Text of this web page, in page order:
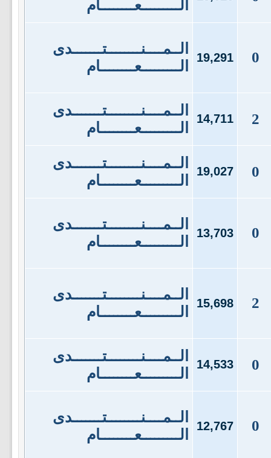
الـــــــــعــــــــام
0
19,291
الــمــــنــــــــتـــــــدى
الـــــــــعــــــــام
2
14,711
الــمــــنــــــــتـــــــدى
الـــــــــعــــــــام
0
19,027
الــمــــنــــــــتـــــــدى
الـــــــــعــــــــام
0
13,703
الــمــــنــــــــتـــــــدى
الـــــــــعــــــــام
2
15,698
الــمــــنــــــــتـــــــدى
الـــــــــعــــــــام
0
14,533
الــمــــنــــــــتـــــــدى
الـــــــــعــــــــام
0
12,767
الــمــــنــــــــتـــــــدى
الـــــــــعــــــــام